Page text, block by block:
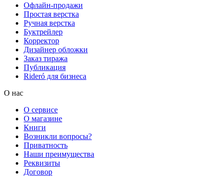
Офлайн-продажи
Простая верстка
Ручная верстка
Буктрейлер
Корректор
Дизайнер обложки
Заказ тиража
Публикация
Rideró для бизнеса
О нас
О сервисе
О магазине
Книги
Возникли вопросы?
Приватность
Наши преимущества
Реквизиты
Договор